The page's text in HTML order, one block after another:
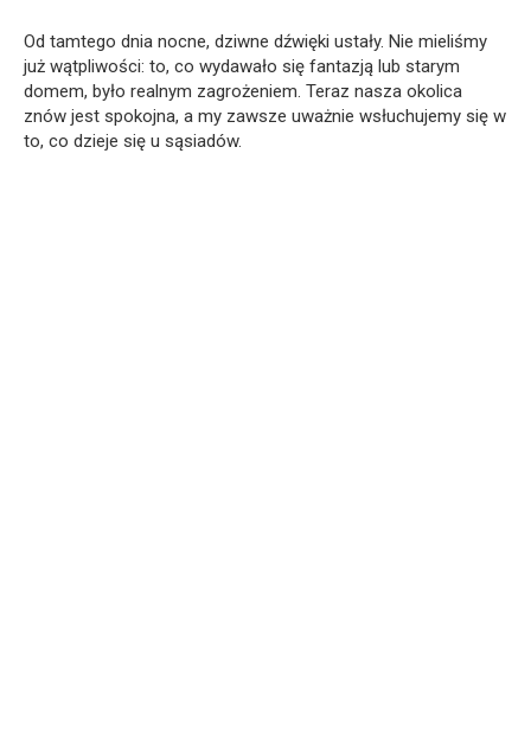
Od tamtego dnia nocne, dziwne dźwięki ustały. Nie mieliśmy
już wątpliwości: to, co wydawało się fantazją lub starym
domem, było realnym zagrożeniem. Teraz nasza okolica
znów jest spokojna, a my zawsze uważnie wsłuchujemy się w
to, co dzieje się u sąsiadów.